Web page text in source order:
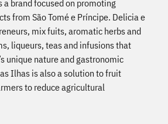
a brand focused on promoting
from São Tomé e Príncipe. Delicia e
mix fuits, aromatic herbs and
liqueurs, teas and infusions that
unique nature and gastronomic
Ilhas is also a solution to fruit
to reduce agricultural